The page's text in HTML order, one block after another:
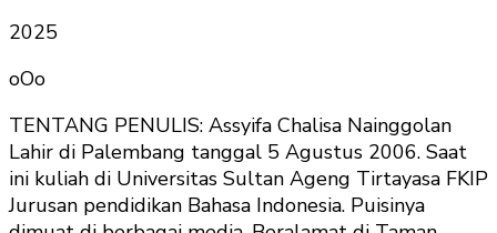
2025
oOo
TENTANG PENULIS: Assyifa Chalisa Nainggolan
Lahir di Palembang tanggal 5 Agustus 2006. Saat
ini kuliah di Universitas Sultan Ageng Tirtayasa FKIP
Jurusan pendidikan Bahasa Indonesia. Puisinya